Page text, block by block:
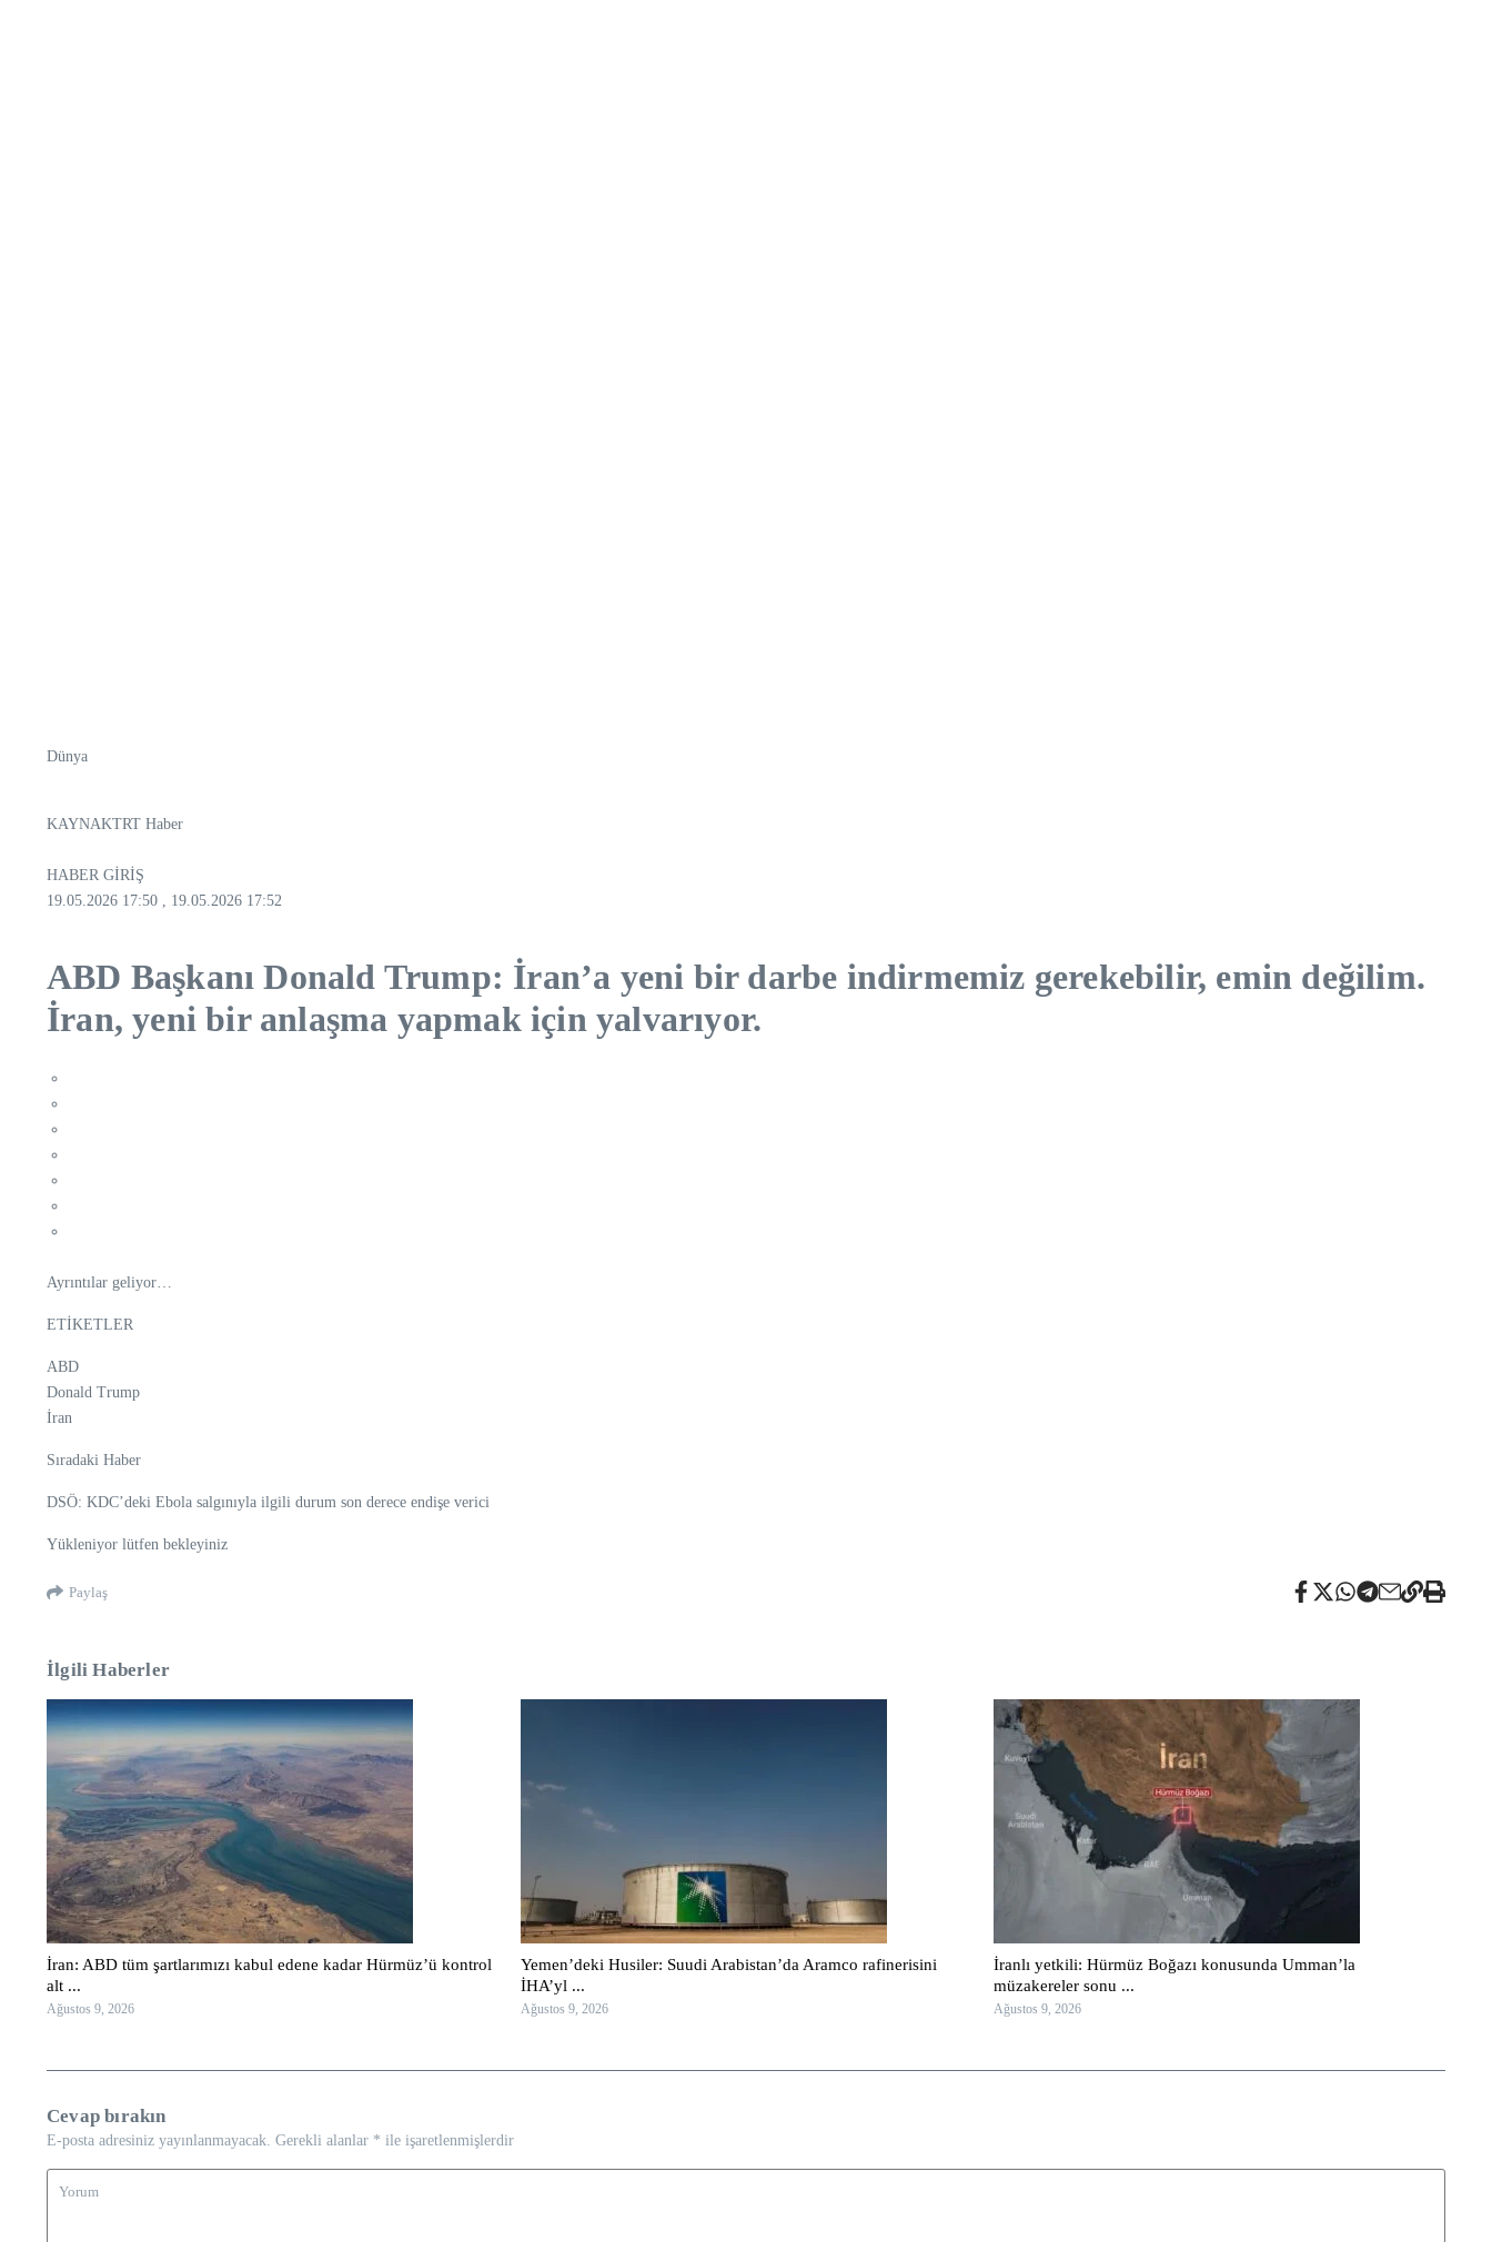
Dünya
KAYNAKTRT Haber
HABER GİRİŞ
19.05.2026 17:50 , 19.05.2026 17:52
ABD Başkanı Donald Trump: İran’a yeni bir darbe indirmemiz gerekebilir, emin değilim.
İran, yeni bir anlaşma yapmak için yalvarıyor.
Ayrıntılar geliyor…
ETİKETLER
ABD
Donald Trump
İran
Sıradaki Haber
DSÖ: KDC’deki Ebola salgınıyla ilgili durum son derece endişe verici
Yükleniyor lütfen bekleyiniz
Paylaş
İlgili Haberler
İran: ABD tüm şartlarımızı kabul edene kadar Hürmüz’ü kontrol
alt ...
Ağustos 9, 2026
Yemen’deki Husiler: Suudi Arabistan’da Aramco rafinerisini
İHA’yl ...
Ağustos 9, 2026
İranlı yetkili: Hürmüz Boğazı konusunda Umman’la
müzakereler sonu ...
Ağustos 9, 2026
Cevap bırakın
E-posta adresiniz yayınlanmayacak. Gerekli alanlar * ile işaretlenmişlerdir